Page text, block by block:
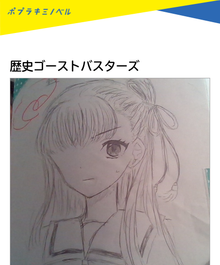
読みたい本が
本を飛び出して
みんなとおしゃべり
できる掲示板
歴史ゴーストバスターズ